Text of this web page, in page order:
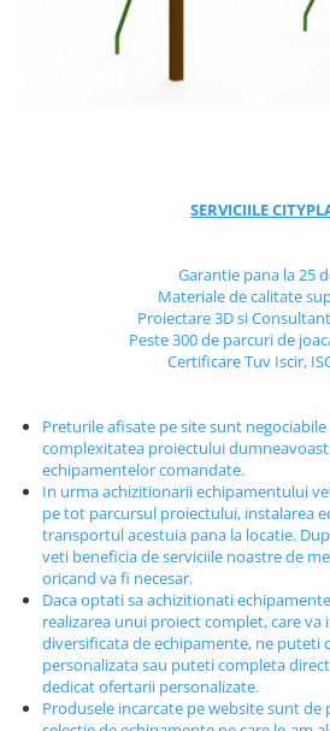
Jocuri cu nisip
Echipamente de catarat
Trasee echilibristica
Ciclism
Street Workout
Terenuri Multisport
Trasee Ninja
Echipamente fitness
Mese de jocuri
MOBILIER URBAN
Garduri/Imprejmuiri
Cosuri de gunoi
Panouri pentru informare/Marcaje
SERVICIILE
Garantie pana la 25
Materiale de calitate
Proiectare 3D si
Peste 300 de parcuri de
Certificare Tuv Iscir,
Preturile afisate pe site sunt
complexitatea proiectului
echipamentelor comandate.
In urma achizitionarii echipamentului
pe tot parcursul proiectului, instalarea
transportul acestuia pana la locatie.
veti beneficia de serviciile noastre de
oricand va fi necesar.
Daca optati sa achizitionati
realizarea unui proiect complet, care va
diversificata de echipamente, ne puteti
personalizata sau puteti completa
dedicat ofertarii personalizate.
Produsele incarcate pe website sunt de